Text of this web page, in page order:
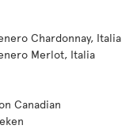
Chardonnay, Italia
Merlot, Italia
Canadian